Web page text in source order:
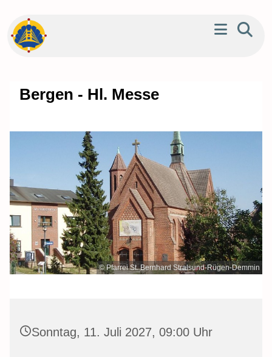
Bergen - Hl. Messe
© Pfarrei St. Bernhard Stralsund-Rügen-Demmin
Sonntag, 11. Juli 2027, 09:00 Uhr